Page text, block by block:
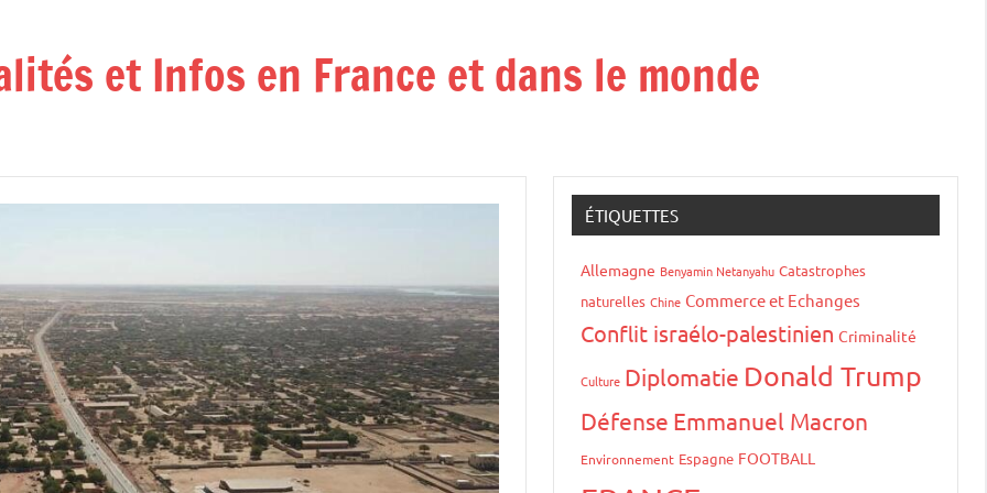
et Infos en France et dans le monde
ÉTIQUETTES
Allemagne Benyamin Netanyahu Catastrophes
naturelles Chine Commerce et Echanges
Conflit israélo-palestinien Criminalité
Culture Diplomatie Donald Trump
Défense Emmanuel Macron
Environnement Espagne FOOTBALL